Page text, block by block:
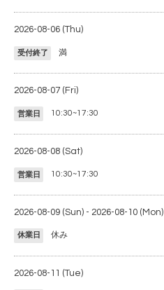
2026-08-06 (Thu)
受付終了 満
2026-08-07 (Fri)
営業日 10:30~17:30
2026-08-08 (Sat)
営業日 10:30~17:30
2026-08-09 (Sun) - 2026-08-10 (Mon)
休業日 休み
2026-08-11 (Tue)